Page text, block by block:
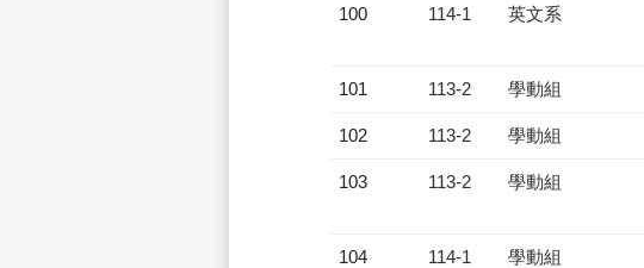
100 114-1 英文系
101 113-2 學動組
102 113-2 學動組
103 113-2 學動組
104 114-1 學動組